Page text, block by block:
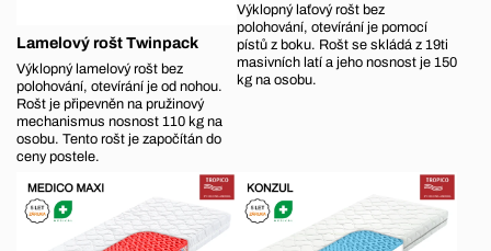
Lamelový rošt Twinpack
Výklopný lamelový rošt bez
polohování, otevírání je od nohou.
Rošt je připevněn na pružinový
mechanismus nosnost 110 kg na
osobu. Tento rošt je započítán do
ceny postele.
Výklopný laťový rošt bez
polohování, otevírání je pomocí
pístů z boku. Rošt se skládá z 19ti
masivních latí a jeho nosnost je 150
kg na osobu.